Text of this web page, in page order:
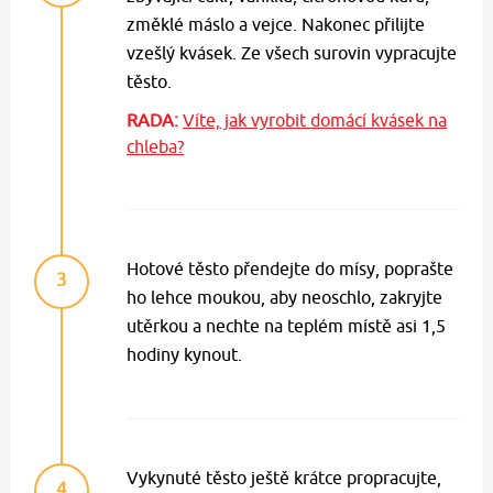
změklé máslo a vejce. Nakonec přilijte
vzešlý kvásek. Ze všech surovin vypracujte
těsto.
RADA: Víte, jak vyrobit domácí kvásek na
chleba?
3
Hotové těsto přendejte do mísy, poprašte
ho lehce moukou, aby neoschlo, zakryjte
utěrkou a nechte na teplém místě asi 1,5
hodiny kynout.
Vykynuté těsto ještě krátce propracujte,